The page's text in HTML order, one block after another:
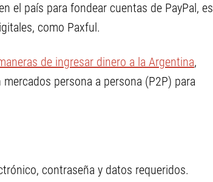
el país para fondear cuentas de PayPal, es
como Paxful.
de ingresar dinero a la Argentina,
persona a persona (P2P) para
contraseña y datos requeridos.